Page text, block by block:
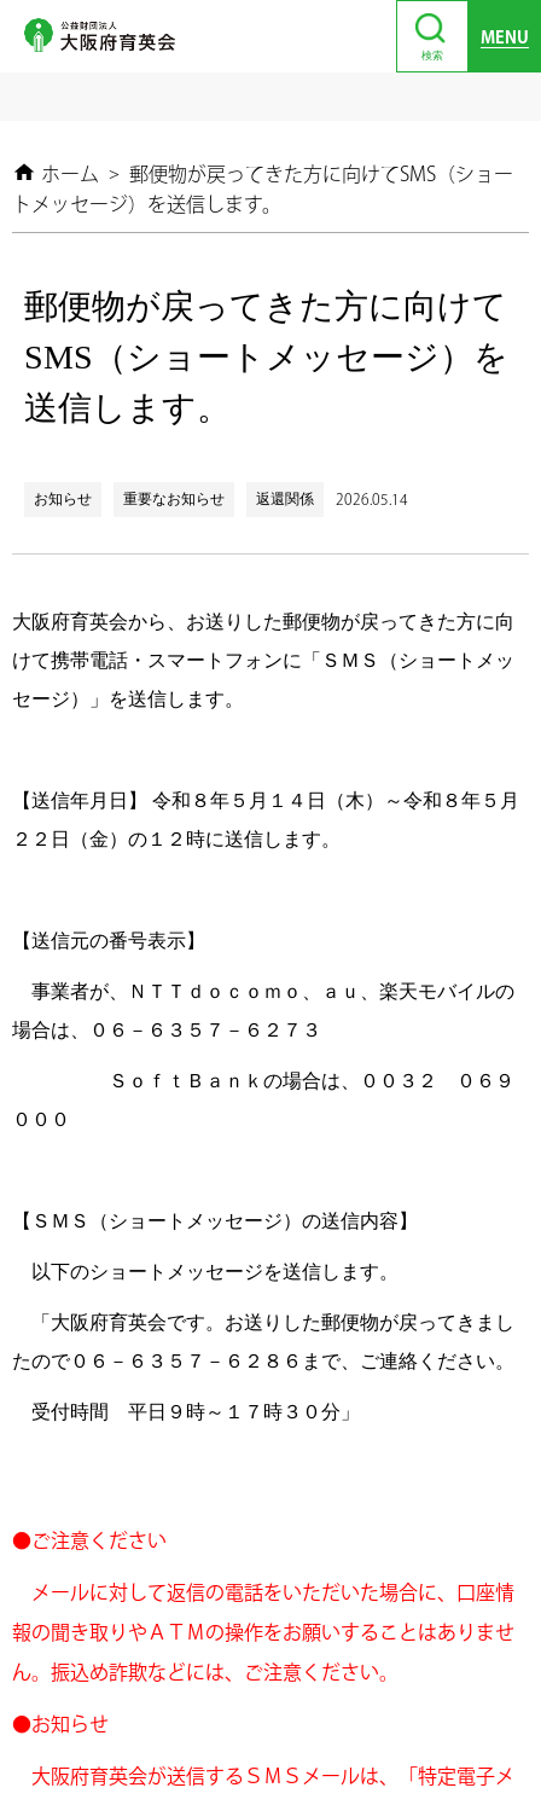
検索
MENU
ホーム > 郵便物が戻ってきた方に向けてSMS（ショー
トメッセージ）を送信します。
郵便物が戻ってきた方に向けて
SMS（ショートメッセージ）を
送信します。
お知らせ 重要なお知らせ 返還関係 2026.05.14
大阪府育英会から、お送りした郵便物が戻ってきた方に向
けて携帯電話・スマートフォンに「ＳＭＳ（ショートメッ
セージ）」を送信します。
【送信年月日】 令和８年５月１４日（木）～令和８年５月
２２日（金）の１２時に送信します。
【送信元の番号表示】
事業者が、ＮＴＴｄｏｃｏｍｏ、ａｕ、楽天モバイルの
場合は、０６－６３５７－６２７３
ＳｏｆｔＢａｎｋの場合は、００３２ ０６９
０００
【ＳＭＳ（ショートメッセージ）の送信内容】
以下のショートメッセージを送信します。
「大阪府育英会です。お送りした郵便物が戻ってきまし
たので０６－６３５７－６２８６まで、ご連絡ください。
受付時間 平日９時～１７時３０分」
●ご注意ください
メールに対して返信の電話をいただいた場合に、口座情
報の聞き取りやＡＴＭの操作をお願いすることはありませ
ん。振込め詐欺などには、ご注意ください。
●お知らせ
大阪府育英会が送信するＳＭＳメールは、「特定電子メ